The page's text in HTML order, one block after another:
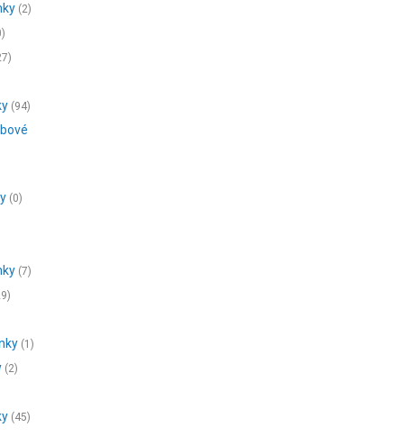
(2)
(94)
(0)
(7)
(1)
(2)
(45)